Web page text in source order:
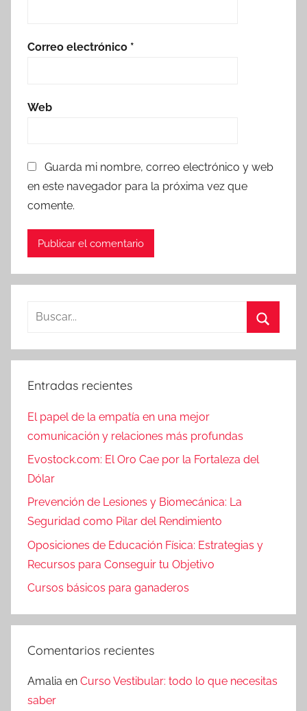
Correo electrónico *
Web
Guarda mi nombre, correo electrónico y web
en este navegador para la próxima vez que
comente.
Buscar:
Entradas recientes
El papel de la empatía en una mejor
comunicación y relaciones más profundas
Evostock.com: El Oro Cae por la Fortaleza del
Dólar
Prevención de Lesiones y Biomecánica: La
Seguridad como Pilar del Rendimiento
Oposiciones de Educación Física: Estrategias y
Recursos para Conseguir tu Objetivo
Cursos básicos para ganaderos
Comentarios recientes
Amalia en Curso Vestibular: todo lo que necesitas
saber